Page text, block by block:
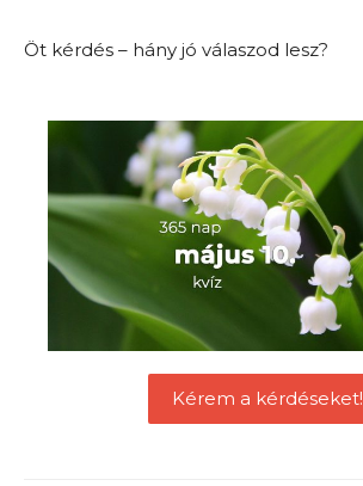
Öt kérdés – hány jó válaszod lesz?
Kérem a kérdéseket!